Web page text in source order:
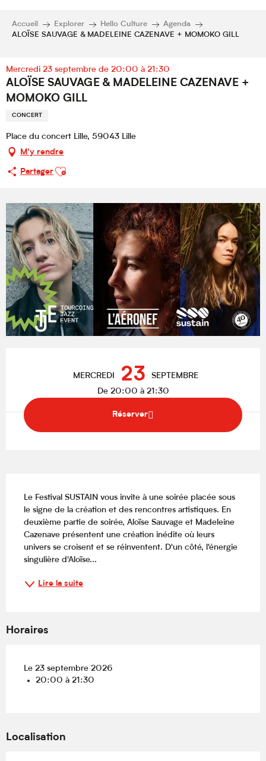
Accueil Explorer Hello Culture
Agenda
ALOÏSE SAUVAGE & MADELEINE CAZENAVE + MOMOKO GILL
Mercredi 23 septembre de 20:00 à 21:30
ALOÏSE SAUVAGE & MADELEINE CAZENAVE +
MOMOKO GILL
CONCERT
Place du concert Lille, 59043 Lille
M'y rendre
Partager
Ajouter aux favoris
MERCREDI 23 SEPTEMBRE
De 20:00 à 21:30
Réserver
Le Festival SUSTAIN vous invite à une soirée placée sous
le signe de la création et des rencontres artistiques. En
deuxième partie de soirée, Aloïse Sauvage et Madeleine
Cazenave présentent une création inédite où leurs
univers se croisent et se réinventent. D'un côté, l'énergie
singulière d'Aloïse...
Lire la suite
Horaires
Le 23 septembre 2026
20:00 à 21:30
Localisation